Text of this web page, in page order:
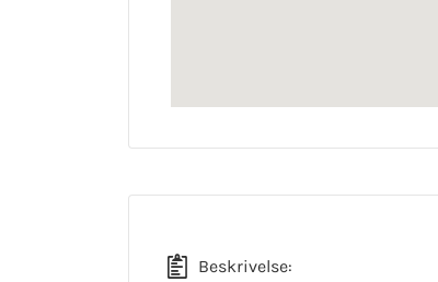
Beskrivelse: